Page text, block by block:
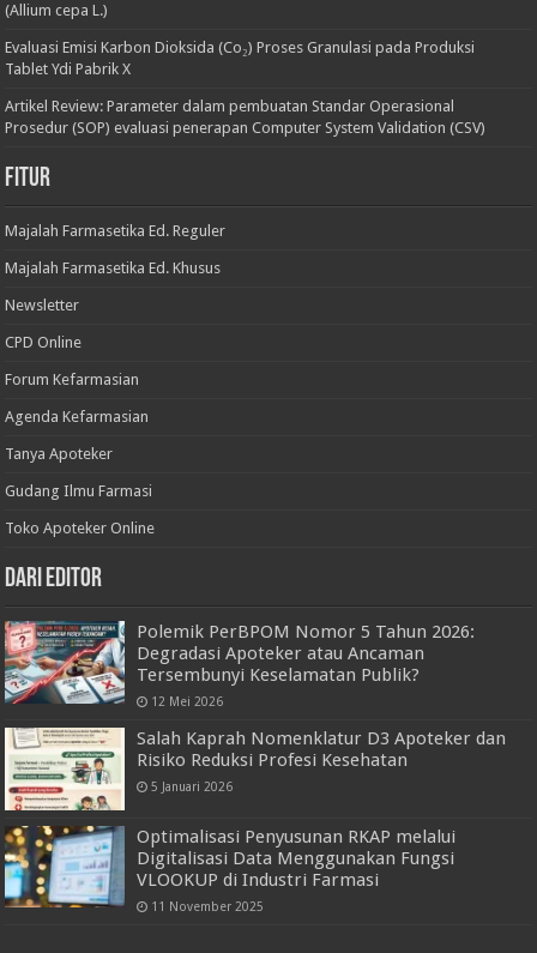
(Allium cepa L.)
Evaluasi Emisi Karbon Dioksida (Co₂) Proses Granulasi pada Produksi
Tablet Ydi Pabrik X
Artikel Review: Parameter dalam pembuatan Standar Operasional
Prosedur (SOP) evaluasi penerapan Computer System Validation (CSV)
Fitur
Majalah Farmasetika Ed. Reguler
Majalah Farmasetika Ed. Khusus
Newsletter
CPD Online
Forum Kefarmasian
Agenda Kefarmasian
Tanya Apoteker
Gudang Ilmu Farmasi
Toko Apoteker Online
Dari Editor
Polemik PerBPOM Nomor 5 Tahun 2026:
Degradasi Apoteker atau Ancaman
Tersembunyi Keselamatan Publik?
12 Mei 2026
Salah Kaprah Nomenklatur D3 Apoteker dan
Risiko Reduksi Profesi Kesehatan
5 Januari 2026
Optimalisasi Penyusunan RKAP melalui
Digitalisasi Data Menggunakan Fungsi
VLOOKUP di Industri Farmasi
11 November 2025